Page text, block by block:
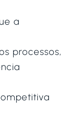
a
processos,